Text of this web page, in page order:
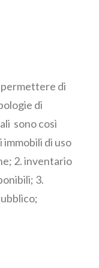
permettere di
di
sono così
di uso
2. inventario
3.